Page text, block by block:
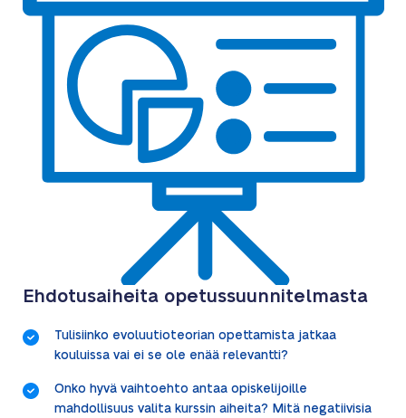
Ehdotusaiheita opetussuunnitelmasta
Tulisiinko evoluutioteorian opettamista jatkaa
kouluissa vai ei se ole enää relevantti?
Onko hyvä vaihtoehto antaa opiskelijoille
mahdollisuus valita kurssin aiheita? Mitä negatiivisia